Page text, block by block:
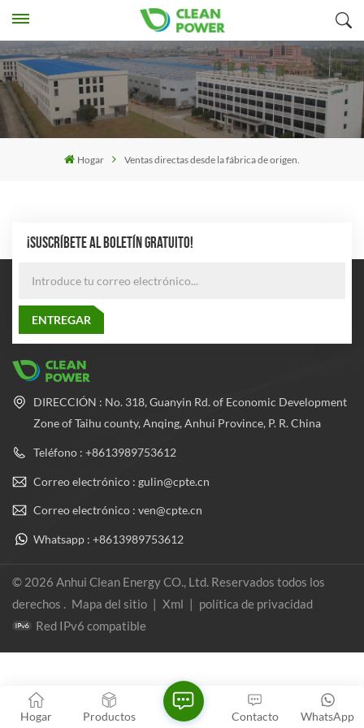
Hogar Ventas directas desde la fábrica de origen.
¡SUSCRÍBETE AL BOLETÍN GRATUITO!
DIRECCIÓN : No. 318, Guanyin Rd. of Economic Development
Zone of Taihu county, Anqing, Anhui Province, P. R. China
Teléfono : +8613989753612
Correo electrónico : gulin@cpte.cn
Correo electrónico : ven@cpte.cn
Whatsapp : +8613989753612
© 2026 Anhui Clean Energy CO., Ltd. Reservados todos los
derechos . Mapa del sitio Xml
política de privacidad
Red IPv6 compatible
Hogar Productos WhatsApp
Contacto